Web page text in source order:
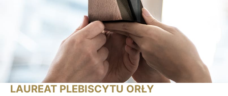
LAUREAT PLEBISCYTU ORŁY